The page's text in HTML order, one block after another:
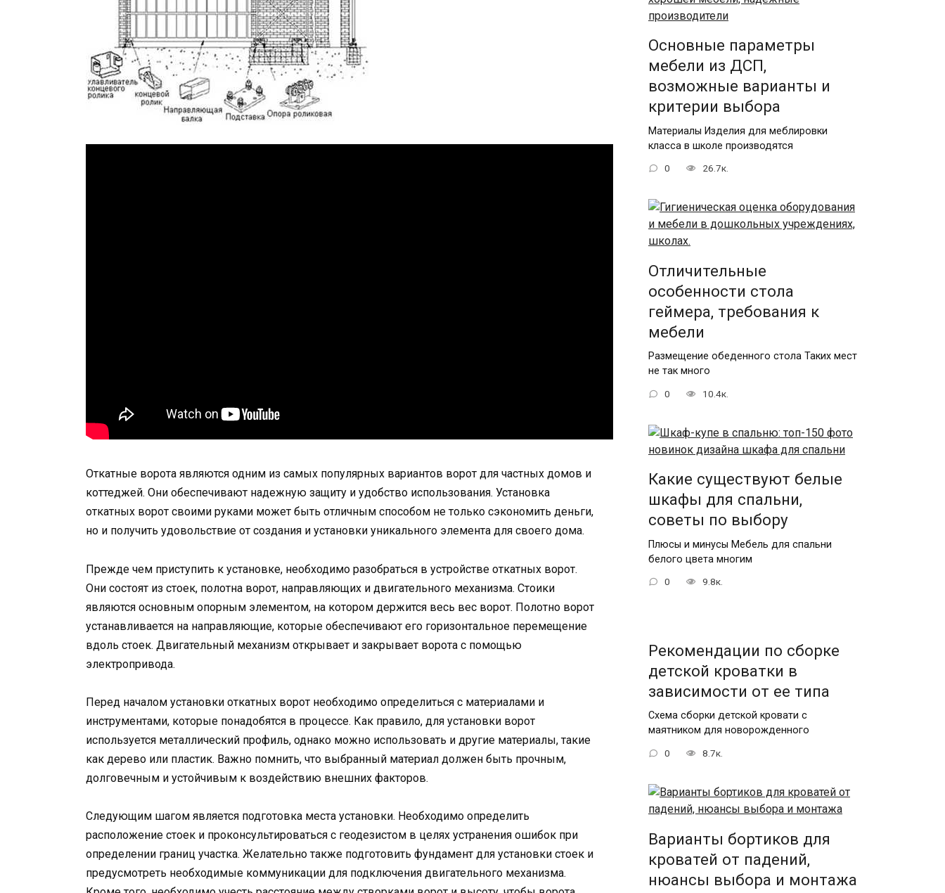
Откатные ворота являются одним из самых популярных вариантов ворот для частных домов и
коттеджей. Они обеспечивают надежную защиту и удобство использования. Установка
откатных ворот своими руками может быть отличным способом не только сэкономить деньги,
но и получить удовольствие от создания и установки уникального элемента для своего дома.
Прежде чем приступить к установке, необходимо разобраться в устройстве откатных ворот.
Они состоят из стоек, полотна ворот, направляющих и двигательного механизма. Стоики
являются основным опорным элементом, на котором держится весь вес ворот. Полотно ворот
устанавливается на направляющие, которые обеспечивают его горизонтальное перемещение
вдоль стоек. Двигательный механизм открывает и закрывает ворота с помощью
электропривода.
Перед началом установки откатных ворот необходимо определиться с материалами и
инструментами, которые понадобятся в процессе. Как правило, для установки ворот
используется металлический профиль, однако можно использовать и другие материалы, такие
как дерево или пластик. Важно помнить, что выбранный материал должен быть прочным,
долговечным и устойчивым к воздействию внешних факторов.
Следующим шагом является подготовка места установки. Необходимо определить
расположение стоек и проконсультироваться с геодезистом в целях устранения ошибок при
определении границ участка. Желательно также подготовить фундамент для установки стоек и
предусмотреть необходимые коммуникации для подключения двигательного механизма.
Основные параметры
мебели из ДСП,
возможные варианты и
критерии выбора
Материалы Изделия для меблировки
класса в школе производятся
0 26.7к.
Отличительные
особенности стола
геймера, требования к
мебели
Размещение обеденного стола Таких мест
не так много
0 10.4к.
Какие существуют белые
шкафы для спальни,
советы по выбору
Плюсы и минусы Мебель для спальни
белого цвета многим
0 9.8к.
Рекомендации по сборке
детской кроватки в
зависимости от ее типа
Схема сборки детской кровати с
маятником для новорожденного
0 8.7к.
Варианты бортиков для
кроватей от падений,
нюансы выбора и монтажа